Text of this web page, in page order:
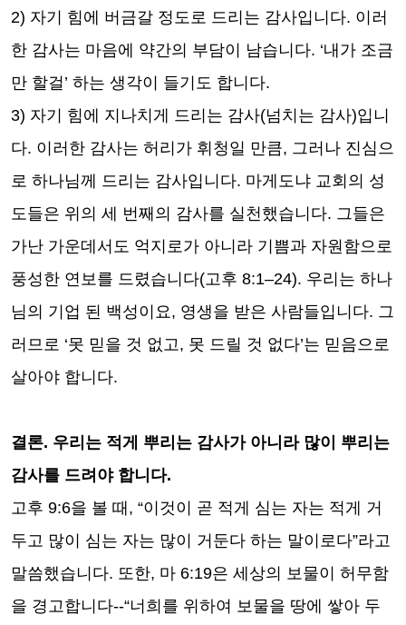
2) 자기 힘에 버금갈 정도로 드리는 감사입니다. 이러
한 감사는 마음에 약간의 부담이 남습니다. ‘내가 조금
만 할걸 ’ 하는 생각이 들기도 합니다.
3) 자기 힘에 지나치게 드리는 감사(넘치는 감사)입니
다. 이러한 감사는 허리가 휘청일 만큼, 그러나 진심으
로 하나님께 드리는 감사입니다. 마게도냐 교회의 성
도들은 위의 세 번째의 감사를 실천했습니다. 그들은
가난 가운데서도 억지로가 아니라 기쁨과 자원함으로
풍성한 연보를 드렸습니다(고후 8:1–24). 우리는 하나
님의 기업 된 백성이요, 영생을 받은 사람들입니다. 그
러므로 ‘못 믿을 것 없고, 못 드릴 것 없다’는 믿음으로
살아야 합니다.
결론. 우리는 적게 뿌리는 감사가 아니라 많이 뿌리는
감사를 드려야 합니다.
고후 9:6을 볼 때 , “이것이 곧 적게 심는 자는 적게 거
두고 많이 심는 자는 많이 거둔다 하는 말이로다”라고
말씀했습니다. 또한, 마 6:19은 세상의 보물이 허무함
을 경고합니다--“너희를 위하여 보물을 땅에 쌓아 두